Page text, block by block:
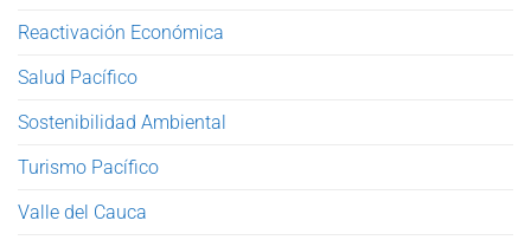
Reactivación Económica
Salud Pacífico
Sostenibilidad Ambiental
Turismo Pacífico
Valle del Cauca